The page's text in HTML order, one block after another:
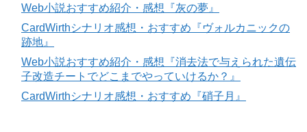
Web小説おすすめ紹介・感想『灰の夢』
CardWirthシナリオ感想・おすすめ『ヴォルカニックの
跡地』
Web小説おすすめ紹介・感想『消去法で与えられた遺伝
子改造チートでどこまでやっていけるか？』
CardWirthシナリオ感想・おすすめ『硝子月』